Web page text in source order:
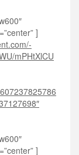
]
mPHtXlCU
]